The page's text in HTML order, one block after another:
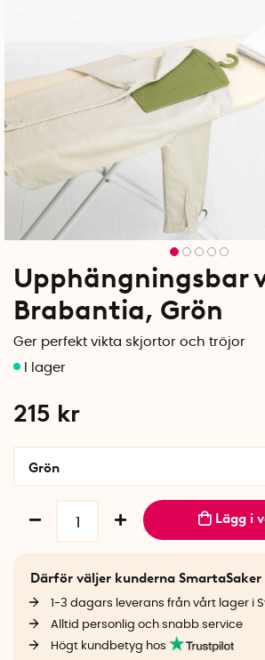
Upphängningsbar
Brabantia, Grön
Ger perfekt vikta skjortor och tröjor
215 kr
Grön
Lägg i
Därför väljer kunderna SmartaSaker
1-3 dagars leverans från vårt lager i
Alltid personlig och snabb service
Högt kundbetyg hos